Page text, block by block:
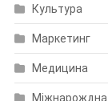
Культура
Маркетинг
Медицина
Міжнарождна